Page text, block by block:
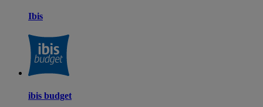
Ibis
ibis budget